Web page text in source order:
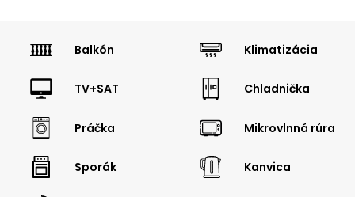
Balkón Klimatizácia
TV+SAT Chladnička
Práčka Mikrovlnná rúra
Sporák Kanvica